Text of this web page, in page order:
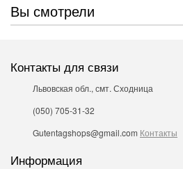
Вы смотрели
Контакты для связи
Львовская обл., смт. Сходница
(050) 705-31-32
Gutentagshops@gmail.com Контакты
Информация